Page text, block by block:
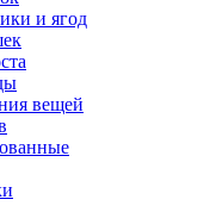
и ягод
вещей